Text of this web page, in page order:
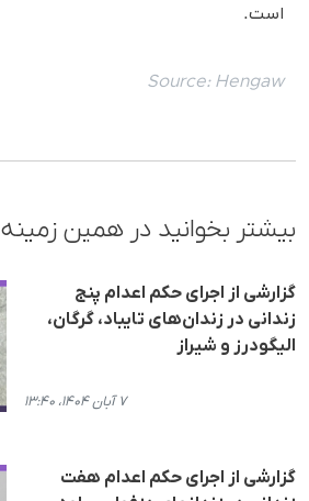
است.
Source: Hengaw
بیشتر بخوانید در همین زمینه
گزارشی از اجرای حکم اعدام پنج
زندانی در زندان‌های تایباد، گرگان،
الیگودرز و شیراز
۷ آبان ۱۴۰۴، ۱۳:۴۰
گزارشی از اجرای حکم اعدام هفت